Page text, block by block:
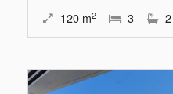
120 m2 3 2